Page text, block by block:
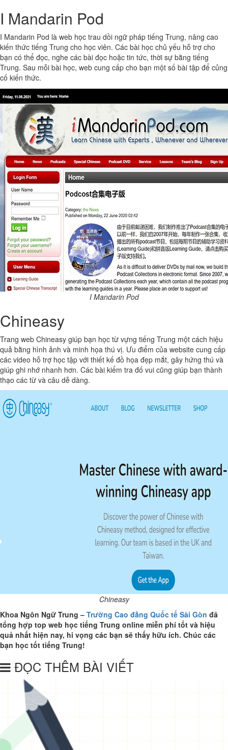
I Mandarin Pod
I Mandarin Pod là web học trau dồi ngữ pháp tiếng Trung, nâng cao
kiến thức tiếng Trung cho học viên. Các bài học chủ yếu hỗ trợ cho
bạn có thể đọc, nghe các bài đọc hoặc tin tức, thời sự bằng tiếng
Trung. Sau mỗi bài học, web cung cấp cho bạn một số bài tập để củng
cố kiến thức.
I Mandarin Pod
Chineasy
Trang web Chineasy giúp bạn học từ vựng tiếng Trung một cách hiệu
quả bằng hình ảnh và minh họa thú vị. Ưu điểm của website cung cấp
các video hỗ trợ học tập với thiết kế đồ họa đẹp mắt, gây hứng thú và
giúp ghi nhớ nhanh hơn. Các bài kiểm tra đố vui cũng giúp bạn thành
thạo các từ và câu dễ dàng.
Chineasy
Khoa Ngôn Ngữ Trung – Trường Cao đẳng Quốc tế Sài Gòn đã
tổng hợp top web học tiếng Trung online miễn phí tốt và hiệu
quả nhất hiện nay, hi vọng các bạn sẽ thấy hữu ích. Chúc các
bạn học tốt tiếng Trung!
ĐỌC THÊM BÀI VIẾT